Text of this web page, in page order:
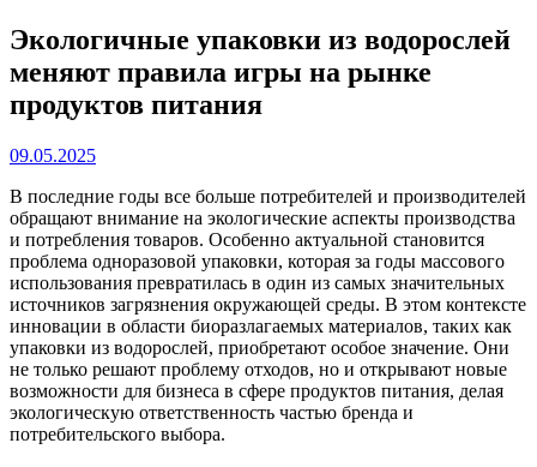
Экологичные упаковки из водорослей
меняют правила игры на рынке
продуктов питания
09.05.2025
В последние годы все больше потребителей и производителей
обращают внимание на экологические аспекты производства
и потребления товаров. Особенно актуальной становится
проблема одноразовой упаковки, которая за годы массового
использования превратилась в один из самых значительных
источников загрязнения окружающей среды. В этом контексте
инновации в области биоразлагаемых материалов, таких как
упаковки из водорослей, приобретают особое значение. Они
не только решают проблему отходов, но и открывают новые
возможности для бизнеса в сфере продуктов питания, делая
экологическую ответственность частью бренда и
потребительского выбора.